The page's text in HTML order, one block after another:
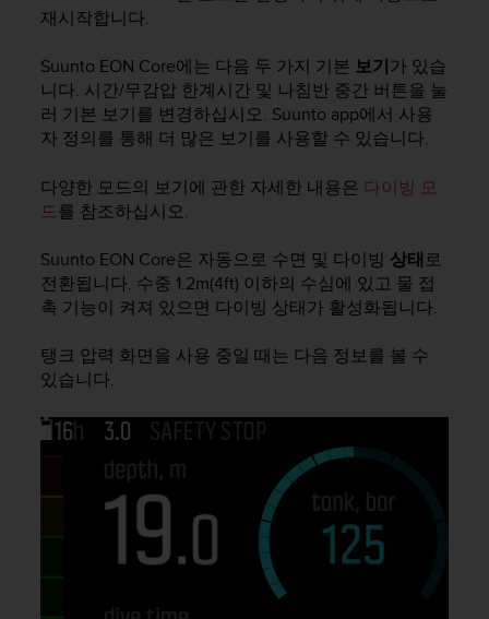
재시작합니다.
Suunto EON Core에는 다음 두 가지 기본 보기가 있습
니다. 시간/무감압 한계시간 및 나침반 중간 버튼을 눌
러 기본 보기를 변경하십시오. Suunto app에서 사용
자 정의를 통해 더 많은 보기를 사용할 수 있습니다.
다양한 모드의 보기에 관한 자세한 내용은 다이빙 모
드를 참조하십시오.
Suunto EON Core은 자동으로 수면 및 다이빙 상태로
전환됩니다. 수중 1.2m(4ft) 이하의 수심에 있고 물 접
촉 기능이 켜져 있으면 다이빙 상태가 활성화됩니다.
탱크 압력 화면을 사용 중일 때는 다음 정보를 볼 수
있습니다.